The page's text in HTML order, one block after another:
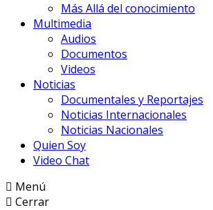
Más Allá del conocimiento
Multimedia
Audios
Documentos
Videos
Noticias
Documentales y Reportajes
Noticias Internacionales
Noticias Nacionales
Quien Soy
Video Chat
Menú
Cerrar